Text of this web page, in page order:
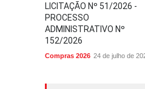
LICITAÇÃO Nº 51/2026 -
PROCESSO
ADMINISTRATIVO Nº
152/2026
Compras 2026 24 de julho de